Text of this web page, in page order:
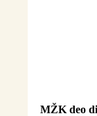
MŽK deo